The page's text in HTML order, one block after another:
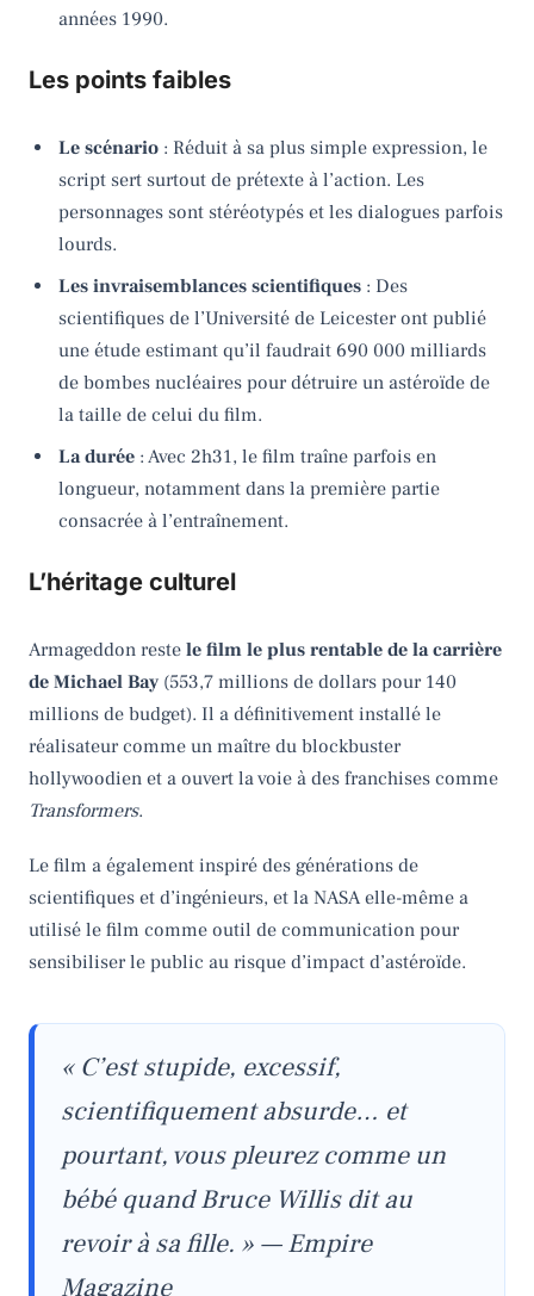
années 1990.
Les points faibles
Le scénario: Réduit à sa plus simple expression, le
script sert surtout de prétexte à l’action. Les
personnages sont stéréotypés et les dialogues parfois
lourds.
Les invraisemblances scientifiques: Des
scientifiques de l’Université de Leicester ont publié
une étude estimant qu’il faudrait 690 000 milliards
de bombes nucléaires pour détruire un astéroïde de
la taille de celui du film.
La durée: Avec 2h31, le film traîne parfois en
longueur, notamment dans la première partie
consacrée à l’entraînement.
L’héritage culturel
Armageddon reste le film le plus rentable de la carrière
de Michael Bay (553,7 millions de dollars pour 140
millions de budget). Il a définitivement installé le
réalisateur comme un maître du blockbuster
hollywoodien et a ouvert la voie à des franchises comme
Transformers.
Le film a également inspiré des générations de
scientifiques et d’ingénieurs, et la NASA elle-même a
utilisé le film comme outil de communication pour
sensibiliser le public au risque d’impact d’astéroïde.
« C’est stupide, excessif,
scientifiquement absurde… et
pourtant, vous pleurez comme un
bébé quand Bruce Willis dit au
revoir à sa fille. » — Empire
Magazine